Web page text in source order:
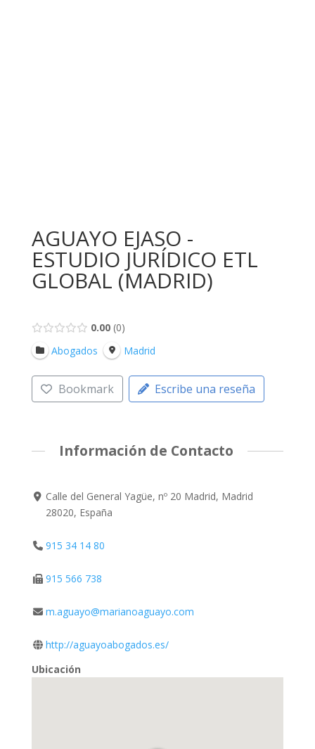
AGUAYO EJASO -
ESTUDIO JURÍDICO ETL
GLOBAL (MADRID)
0.00 0
Abogados
Madrid
Bookmark Escribe una reseña
Información de Contacto
Calle del General Yagüe, nº 20 Madrid, Madrid
28020, España
915 34 14 80
915 566 738
m.aguayo@marianoaguayo.com
http://aguayoabogados.es/
Ubicación